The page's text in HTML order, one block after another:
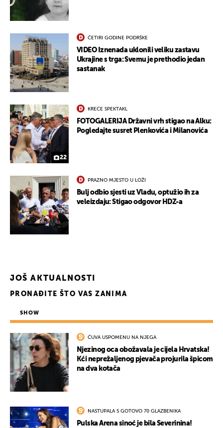
ČETIRI GODINE PODRŠKE
VIDEO Iznenada uklonili veliku zastavu
Ukrajine s trga: Svemu je prethodio jedan
sastanak
22
KREĆE SPEKTAKL
FOTOGALERIJA Državni vrh stigao na Alku:
Pogledajte susret Plenkovića i Milanovića
PRAZNO MJESTO U LOŽI
Bulj odbio sjesti uz Vladu, optužio ih za
veleizdaju: Stigao odgovor HDZ-a
JOŠ AKTUALNOSTI
PRONAĐITE ŠTO VAS ZANIMA
SHOW
ČUVA USPOMENU NA NJEGA
Njezinog oca obožavala je cijela Hrvatska!
Kći neprežaljenog pjevača projurila špicom
na dva kotača
NASTUPALA S GOTOVO 70 GLAZBENIKA
Pulska Arena sinoć je bila Severinina!
UKLJUČITE NOTIFIKACIJE